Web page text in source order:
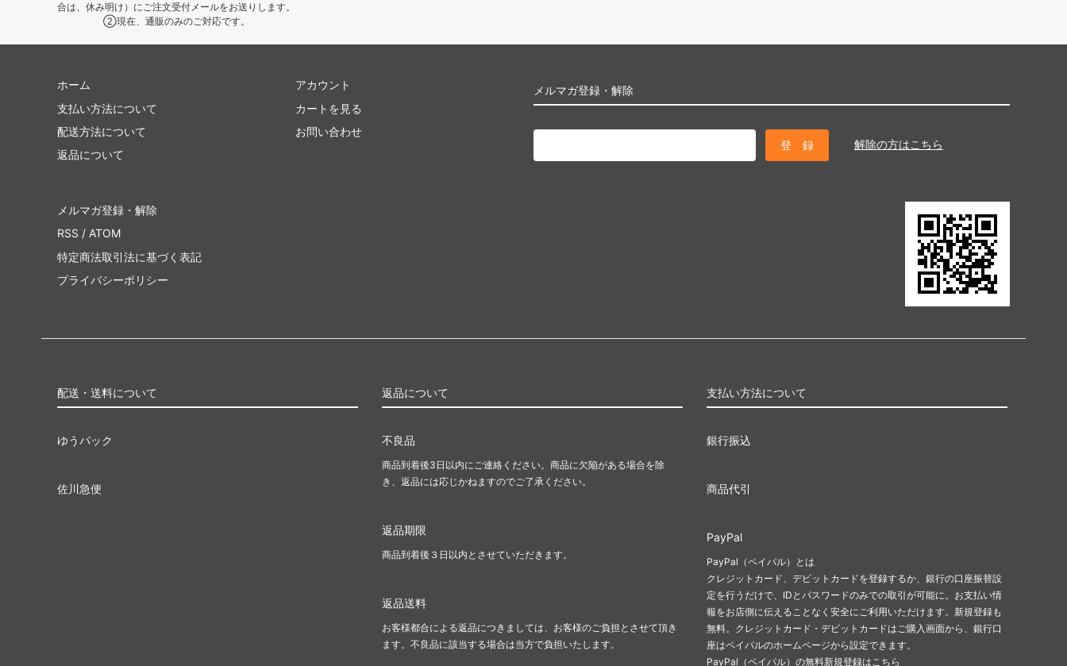
合は、休み明け）にご注文受付メールをお送りします。
②現在、通販のみのご対応です。
メルマガ登録・解除
解除の方はこちら
ホーム
支払い方法について
配送方法について
返品について
アカウント
カートを見る
お問い合わせ
メルマガ登録・解除
RSS / ATOM
特定商法取引法に基づく表記
プライバシーポリシー
配送・送料について
ゆうパック
佐川急便
返品について
不良品
商品到着後3日以内にご連絡ください。商品に欠陥がある場合を除
き、返品には応じかねますのでご了承ください。
返品期限
商品到着後３日以内とさせていただきます。
返品送料
お客様都合による返品につきましては、お客様のご負担とさせて頂き
ます。不良品に該当する場合は当方で負担いたします。
支払い方法について
銀行振込
商品代引
PayPal
PayPal（ペイパル）とは
クレジットカード、デビットカードを登録するか、銀行の口座振替設
定を行うだけで、IDとパスワードのみでの取引が可能に。お支払い情
報をお店側に伝えることなく安全にご利用いただけます。新規登録も
無料。クレジットカード・デビットカードはご購入画面から、銀行口
座はペイパルのホームページから設定できます。
PayPal（ペイパル）の無料新規登録はこちら